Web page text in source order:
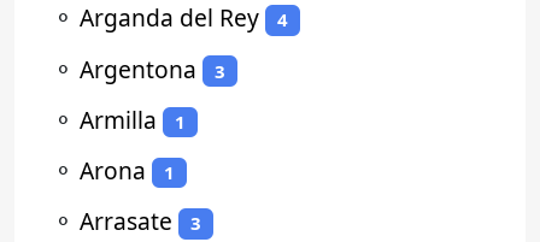
⚬ Arganda del Rey 4
⚬ Argentona 3
⚬ Armilla 1
⚬ Arona 1
⚬ Arrasate 3